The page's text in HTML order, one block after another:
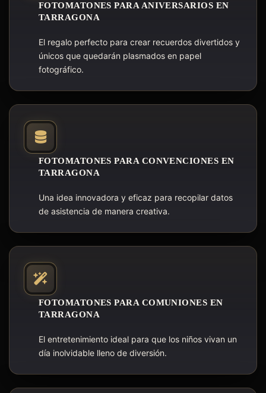
FOTOMATONES PARA ANIVERSARIOS EN
TARRAGONA
El regalo perfecto para crear recuerdos divertidos y
únicos que quedarán plasmados en papel
fotográfico.
FOTOMATONES PARA CONVENCIONES EN
TARRAGONA
Una idea innovadora y eficaz para recopilar datos
de asistencia de manera creativa.
FOTOMATONES PARA COMUNIONES EN
TARRAGONA
El entretenimiento ideal para que los niños vivan un
día inolvidable lleno de diversión.